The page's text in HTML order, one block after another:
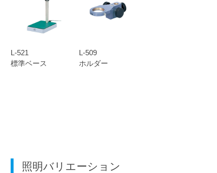
L-521
標準ベース
L-509
ホルダー
照明バリエーション